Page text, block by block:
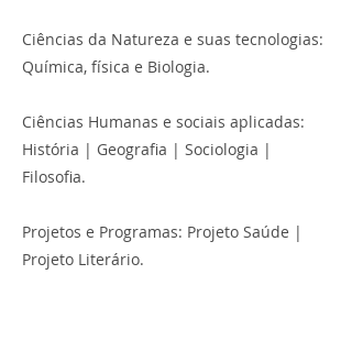
Ciências da Natureza e suas tecnologias:
Química, física e Biologia.
Ciências Humanas e sociais aplicadas:
História | Geografia | Sociologia |
Filosofia.
Projetos e Programas: Projeto Saúde |
Projeto Literário.